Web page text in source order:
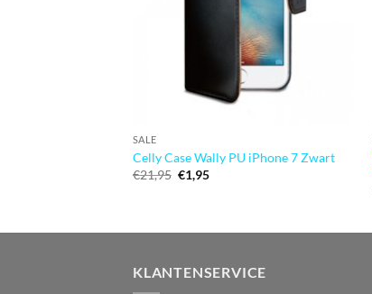
SALE
Celly Case Wally PU iPhone 7 Zwart
€21,95 Oorspronkelijke
prijs
€1,95Huidige
KLANTENSERVICE